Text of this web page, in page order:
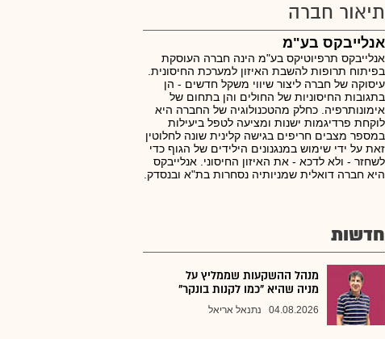
תיאור חברה
אנלייבקס בע"מ
אנלייבקס תרפיוטיקס בע"מ הינה חברה העוסקת
בפיתוח תרופות להשבת האיזון למערכת החיסונית.
עיסוקה של חברה ליצור שיווי משקל חדשים - הן
בתגובות החיסוניות של החולים והן בתחום של
אימונותרפיה. כחלק מהטכנולוגיה של החברה היא
לוקחת פרדיגמות ישנות ומציעה לטפל ביעילות
במספר מצבים חריפים בגישה קלינית שונה לחלוטין
זאת על ידי שימוש במנגנונים הילידים של הגוף כדי
לשחזר - ולא לדכא - את האיזון החיסוני. אנלייבקס
היא חברה דואלית שמניותיה נסחרות בת"א ובנסדק.
חדשות
מנהל ההשקעות שממליץ על
מניה שהיא "כמו לקנות בונקר"
04.08.2026 נתנאל אריאל